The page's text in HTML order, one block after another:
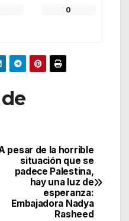
0
pesar de la horrible
situación que se
padece Palestina,
hay una luz de
esperanza:
Embajadora Nadya
Rasheed